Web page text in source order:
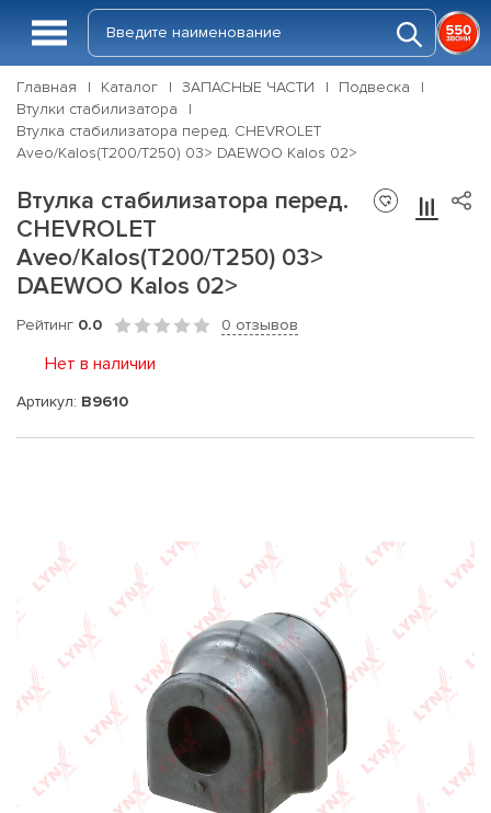
Главная Каталог ЗАПАСНЫЕ ЧАСТИ
Подвеска
Втулки стабилизатора
Втулка стабилизатора перед. CHEVROLET
Aveo/Kalos(T200/T250) 03> DAEWOO Kalos 02>
Втулка стабилизатора перед.
CHEVROLET
Aveo/Kalos(T200/T250) 03>
DAEWOO Kalos 02>
Рейтинг 0.0 0 отзывов
Нет в наличии
Артикул: B9610